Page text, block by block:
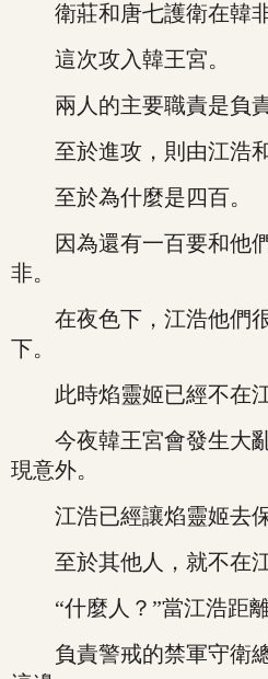
衛莊和唐七護衛在韓非
這次攻入韓王宮。
兩人的主要職責是負責
至於進攻，則由江浩和
至於為什麼是四百。
因為還有一百要和他們
非。
在夜色下，江浩他們很
下。
此時焰靈姬已經不在江
今夜韓王宮會發生大亂
現意外。
江浩已經讓焰靈姬去保
至於其他人，就不在江
“什麼人？”當江浩距離
負責警戒的禁軍守衛總